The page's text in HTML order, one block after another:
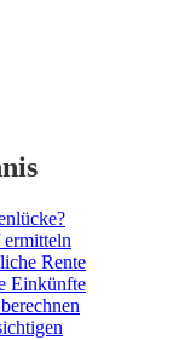
Rente
Einkünfte